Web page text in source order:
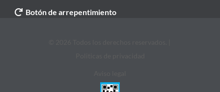
Botón de arrepentimiento